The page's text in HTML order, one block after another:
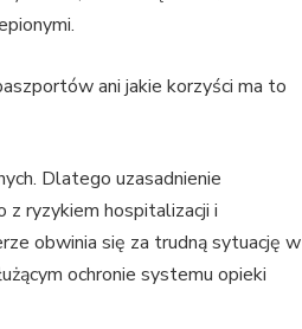
ani jakie korzyści ma to
Dlatego uzasadnienie
ryzykiem hospitalizacji i
obwinia się za trudną sytuację w
ochronie systemu opieki